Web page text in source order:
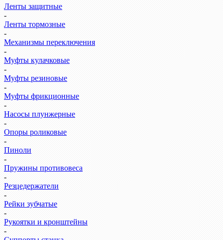
Ленты защитные
-
Ленты тормозные
-
Механизмы переключения
-
Муфты кулачковые
-
Муфты резиновые
-
Муфты фрикционные
-
Насосы плунжерные
-
Опоры роликовые
-
Пиноли
-
Пружины противовеса
-
Резцедержатели
-
Рейки зубчатые
-
Рукоятки и кронштейны
-